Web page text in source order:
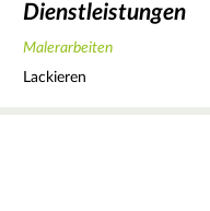
Dienstleistungen
Malerarbeiten
Lackieren